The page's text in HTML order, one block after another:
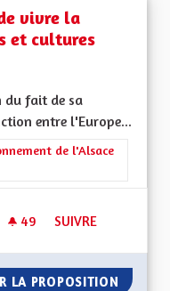
vivre la
et cultures
du fait de sa
entre l'Europe...
: La Culture, l'Education et
de l'Alsace
49 49 ABONNÉS
SUIVRE
LA PROPOSITION UNE